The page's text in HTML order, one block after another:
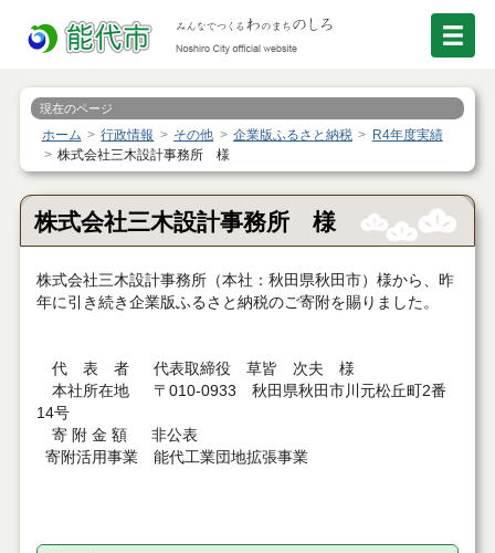
現在のページ
ホーム 行政情報 その他 企業版ふるさと納税
R4年度実績
株式会社三木設計事務所 様
株式会社三木設計事務所 様
株式会社三木設計事務所（本社：秋田県秋田市）様から、昨
年に引き続き企業版ふるさと納税のご寄附を賜りました。
代 表 者 代表取締役 草皆 次夫 様
本社所在地 〒010-0933 秋田県秋田市川元松丘町2番
14号
寄 附 金 額 非公表
寄附活用事業 能代工業団地拡張事業